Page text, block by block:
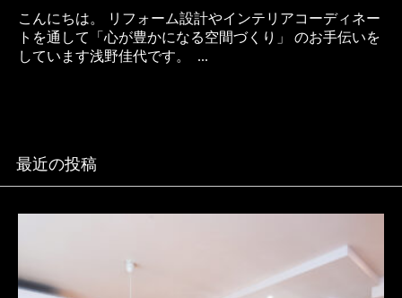
こんにちは。 リフォーム設計やインテリアコーディネー
トを通して「心が豊かになる空間づくり」 のお手伝いを
しています浅野佳代です。 ...
最近の投稿